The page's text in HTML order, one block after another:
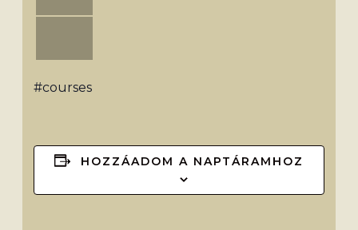
#courses
HOZZÁADOM A NAPTÁRAMHOZ